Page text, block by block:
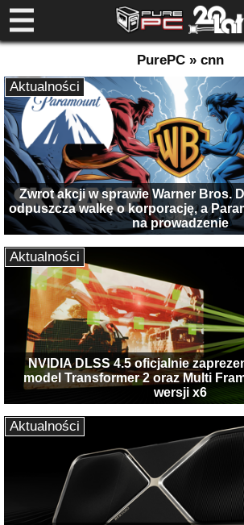
PurePC » cnn
Zwrot akcji w sprawie Warner Bros.
odpuszcza walkę o korporację, a
na prowadzenie
Aktualności
NVIDIA DLSS 4.5 oficjalnie
model Transformer 2 oraz Multi
wersji x6
Aktualności
Aktualności